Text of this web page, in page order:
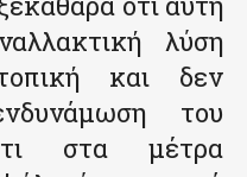
λύση
και δεν
του
στα μέτρα